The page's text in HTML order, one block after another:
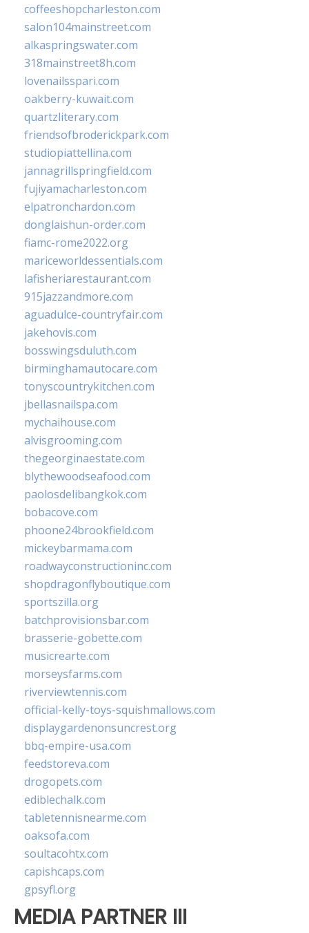
coffeeshopcharleston.com
salon104mainstreet.com
alkaspringswater.com
318mainstreet8h.com
lovenailsspari.com
oakberry-kuwait.com
quartzliterary.com
friendsofbroderickpark.com
studiopiattellina.com
jannagrillspringfield.com
fujiyamacharleston.com
elpatronchardon.com
donglaishun-order.com
fiamc-rome2022.org
mariceworldessentials.com
lafisheriarestaurant.com
915jazzandmore.com
aguadulce-countryfair.com
jakehovis.com
bosswingsduluth.com
birminghamautocare.com
tonyscountrykitchen.com
jbellasnailspa.com
mychaihouse.com
alvisgrooming.com
thegeorginaestate.com
blythewoodseafood.com
paolosdelibangkok.com
bobacove.com
phoone24brookfield.com
mickeybarmama.com
roadwayconstructioninc.com
shopdragonflyboutique.com
sportszilla.org
batchprovisionsbar.com
brasserie-gobette.com
musicrearte.com
morseysfarms.com
riverviewtennis.com
official-kelly-toys-squishmallows.com
displaygardenonsuncrest.org
bbq-empire-usa.com
feedstoreva.com
drogopets.com
ediblechalk.com
tabletennisnearme.com
oaksofa.com
soultacohtx.com
capishcaps.com
gpsyfl.org
MEDIA PARTNER III